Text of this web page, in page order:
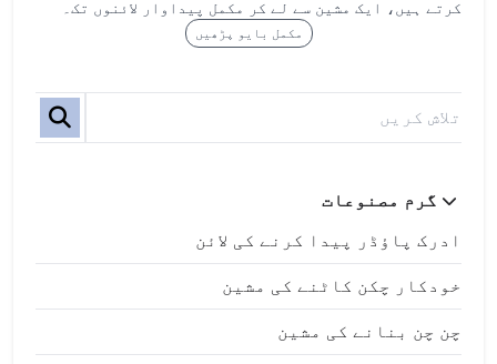
کرتے ہیں، ایک مشین سے لے کر مکمل پیداوار لائنوں تک۔
مکمل بایو پڑھیں
گرم مصنوعات
ادرک پاؤڈر پیدا کرنے کی لائن
خودکار چکن کاٹنے کی مشین
چن چن بنانے کی مشین